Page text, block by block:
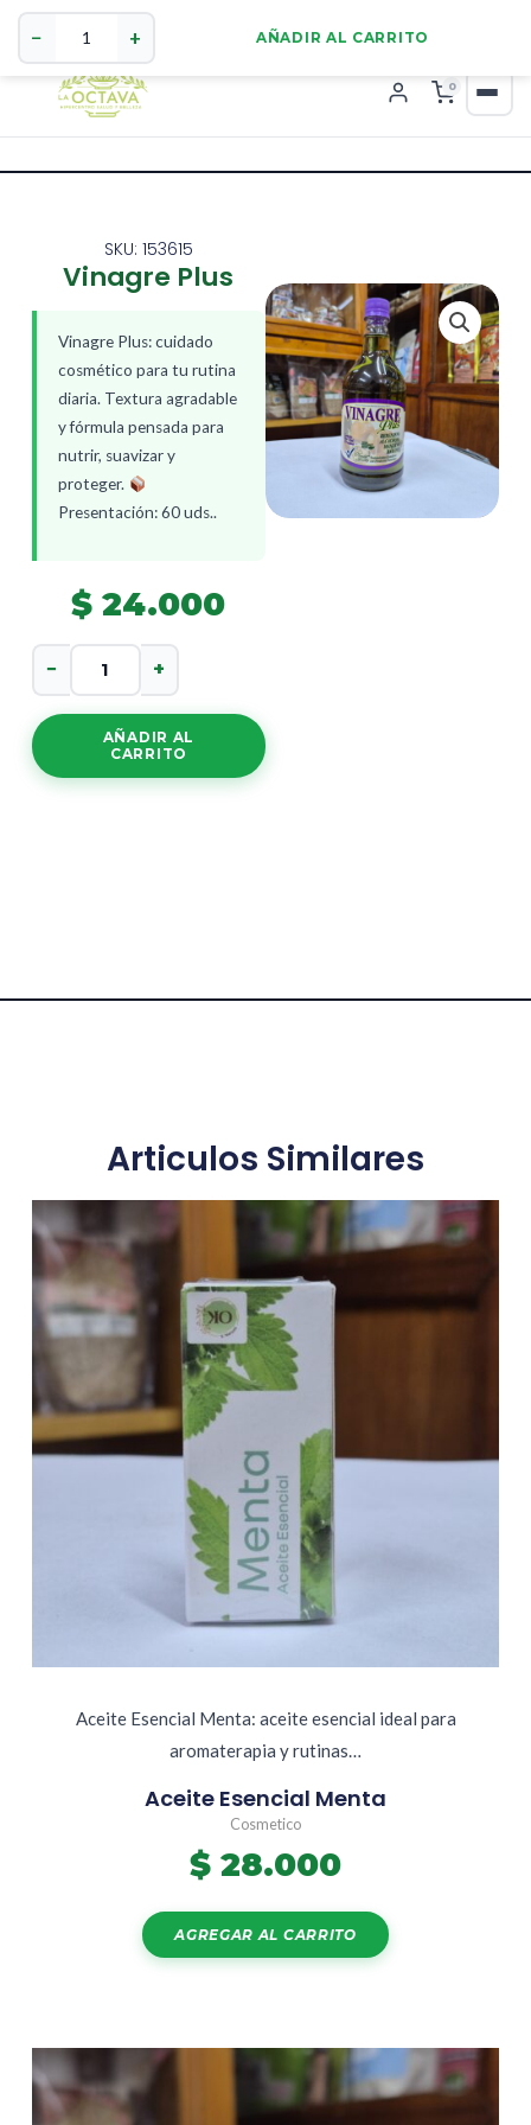
0
SKU: 153615
Vinagre Plus
Vinagre Plus: cuidado
cosmético para tu rutina
diaria. Textura agradable
y fórmula pensada para
nutrir, suavizar y
proteger.
Presentación: 60 uds..
$ 24.000
Vinagre
cantidad
− +
AÑADIR AL
CARRITO
Articulos Similares
Aceite Esencial Menta: aceite esencial ideal para
aromaterapia y rutinas…
Aceite Esencial Menta
Cosmetico
$ 28.000
AGREGAR AL CARRITO
Vinagre
Plus
cantidad
− + AÑADIR AL CARRITO